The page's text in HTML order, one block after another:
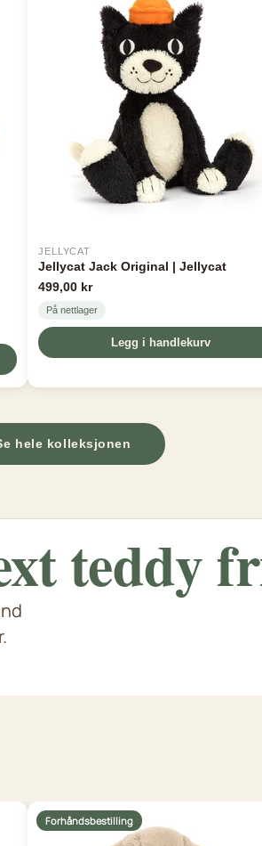
JELLYCAT
Jellycat Jack Original | Jellycat
499,00 kr
På nettlager
Legg i handlekurv
hele kolleksjonen
teddy
Forhåndsbestilling